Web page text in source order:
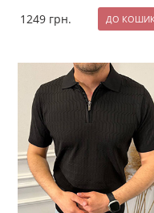
1249 грн.